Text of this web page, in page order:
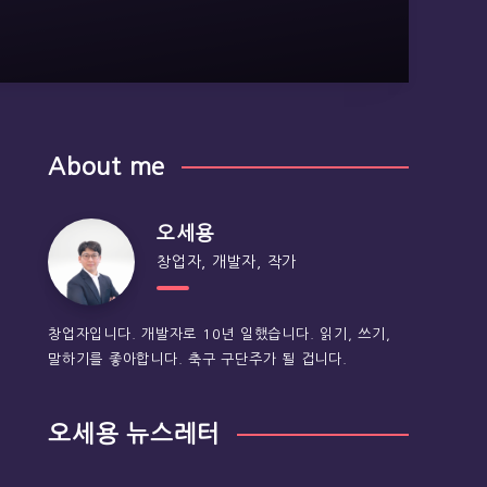
About me
오세용
창업자, 개발자, 작가
창업자입니다. 개발자로 10년 일했습니다. 읽기, 쓰기,
말하기를 좋아합니다. 축구 구단주가 될 겁니다.
오세용 뉴스레터